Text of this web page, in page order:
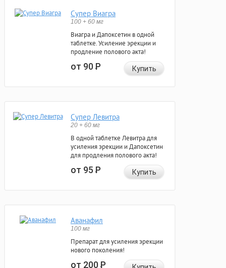
Супер Виагра
100 + 60 мг
Виагра и Дапоксетин в одной
таблетке. Усиление эрекции и
продление полового акта!
от 90Р Купить
Супер Левитра
20 + 60 мг
В одной таблетке Левитра для
усиления эрекции и Дапоксетин
для продления полового акта!
от 95Р Купить
Аванафил
100 мг
Препарат для усиления эрекции
нового поколения!
от 200Р